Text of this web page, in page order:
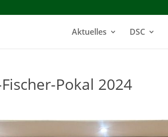
Aktuelles DSC
Pokal 2024